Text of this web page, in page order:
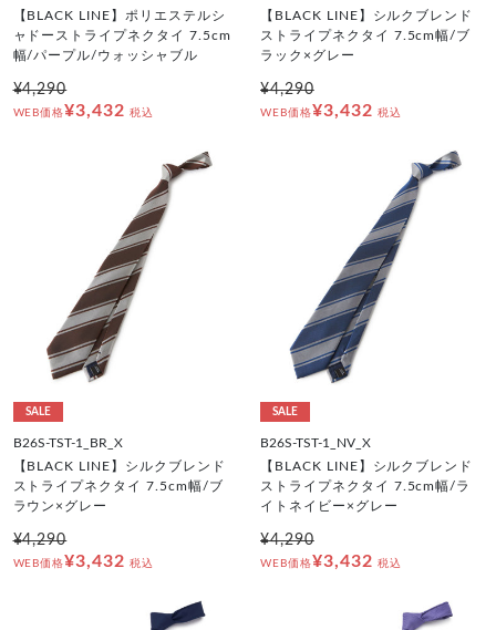
【BLACK LINE】ポリエステルシ
ャドーストライプネクタイ 7.5cm
幅/パープル/ウォッシャブル
¥4,290
WEB価格¥3,432 税込
【BLACK LINE】シルクブレンド
ストライプネクタイ 7.5cm幅/ブ
ラック×グレー
¥4,290
WEB価格¥3,432 税込
SALE
B26S-TST-1_BR_X
【BLACK LINE】シルクブレンド
ストライプネクタイ 7.5cm幅/ブ
ラウン×グレー
¥4,290
WEB価格¥3,432 税込
SALE
B26S-TST-1_NV_X
【BLACK LINE】シルクブレンド
ストライプネクタイ 7.5cm幅/ラ
イトネイビー×グレー
¥4,290
WEB価格¥3,432 税込